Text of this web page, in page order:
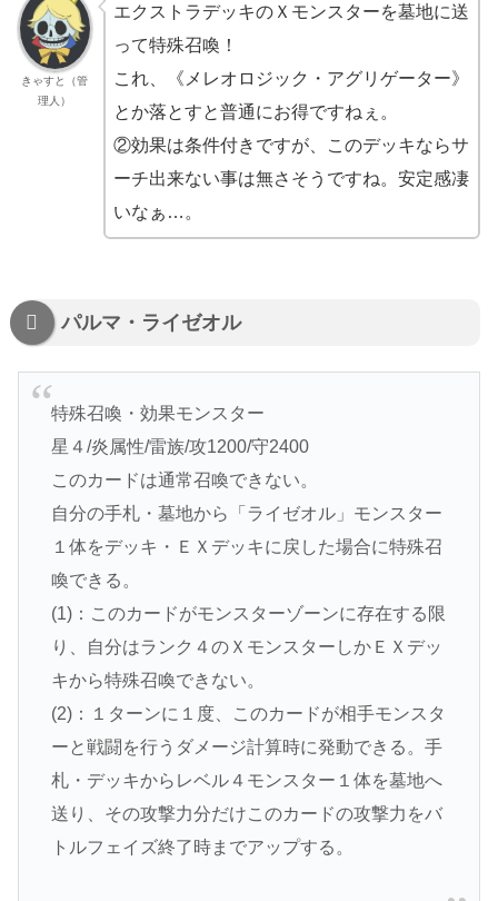
きゃすと（管
理人）
エクストラデッキのＸモンスターを墓地に送
って特殊召喚！
これ、《メレオロジック・アグリゲーター》
とか落とすと普通にお得ですねぇ。
②効果は条件付きですが、このデッキならサ
ーチ出来ない事は無さそうですね。安定感凄
いなぁ…。
パルマ・ライゼオル
特殊召喚・効果モンスター
星４/炎属性/雷族/攻1200/守2400
このカードは通常召喚できない。
自分の手札・墓地から「ライゼオル」モンスター
１体をデッキ・ＥＸデッキに戻した場合に特殊召
喚できる。
(1)：このカードがモンスターゾーンに存在する限
り、自分はランク４のＸモンスターしかＥＸデッ
キから特殊召喚できない。
(2)：１ターンに１度、このカードが相手モンスタ
ーと戦闘を行うダメージ計算時に発動できる。手
札・デッキからレベル４モンスター１体を墓地へ
送り、その攻撃力分だけこのカードの攻撃力をバ
トルフェイズ終了時までアップする。